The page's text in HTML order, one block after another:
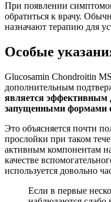
При появлении
обратиться к врачу.
назначают терапию для
Особые
Glucosamin Chondroitin
дополнительным
является эффективным
запущенными формами
Это объясняется почти
прослойки при таком
активным компонентам
качестве
используется довольно
Если в первые